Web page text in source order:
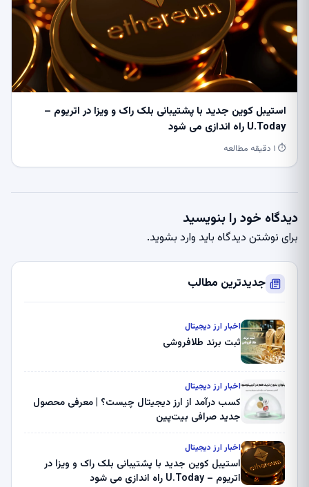
استیبل کوین جدید با پشتیبانی بلک راک و ویزا در اتریوم –
U.Today راه اندازی می شود
⏱ ۱ دقیقه مطالعه
دیدگاه خود را بنویسید
برای نوشتن دیدگاه باید وارد بشوید.
جدیدترین مطالب
اخبار ارز دیجیتال
ثبت برند طلافروشی
اخبار ارز دیجیتال
کسب درآمد از ارز دیجیتال چیست؟ | معرفی محصول
جدید صرافی بیت‌پین
اخبار ارز دیجیتال
استیبل کوین جدید با پشتیبانی بلک راک و ویزا در
اتریوم – U.Today راه اندازی می شود